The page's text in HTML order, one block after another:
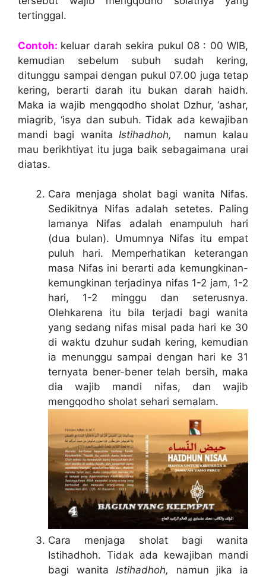
tertinggal.
Contoh: keluar darah sekira pukul 08 : 00 WIB,
kemudian sebelum subuh sudah kering,
ditunggu sampai dengan pukul 07.00 juga tetap
kering, berarti darah itu bukan darah haidh.
Maka ia wajib mengqodho sholat Dzhur, ‘ashar,
miagrib, ‘isya dan subuh. Tidak ada kewajiban
mandi bagi wanita Istihadhoh,
namun kalau
mau berikhtiyat itu juga baik sebagaimana urai
diatas.
Cara menjaga sholat bagi wanita Nifas.
Sedikitnya Nifas adalah setetes. Paling
lamanya Nifas adalah enampuluh hari
(dua bulan). Umumnya Nifas itu empat
puluh hari. Memperhatikan keterangan
masa Nifas ini berarti ada kemungkinan-
kemungkinan terjadinya nifas 1-2 jam, 1-2
hari, 1-2 minggu dan seterusnya.
Olehkarena itu bila terjadi bagi wanita
yang sedang nifas misal pada hari ke 30
di waktu dzuhur sudah kering, kemudian
ia menunggu sampai dengan hari ke 31
ternyata bener-bener telah bersih, maka
dia wajib mandi nifas, dan wajib
mengqodho sholat sehari semalam.
Cara menjaga sholat bagi wanita
Istihadhoh. Tidak ada kewajiban mandi
bagi wanitaIstihadhoh, namun jika ia